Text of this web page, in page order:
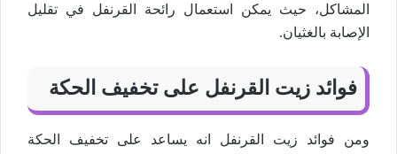
المشاكل، حيث يمكن استعمال رائحة القرنفل في تقليل
الإصابة بالغثيان.
فوائد زيت القرنفل على تخفيف الحكة
ومن فوائد زيت القرنفل انه يساعد على تخفيف الحكة